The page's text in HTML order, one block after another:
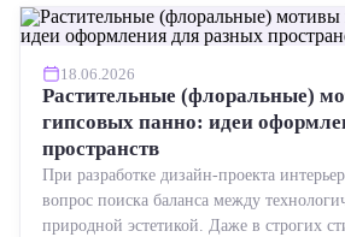
18.06.2026
Растительные (флоральные)
гипсовых панно: идеи
пространств
При разработке дизайн-проекта
вопрос поиска баланса между
природной эстетикой. Даже в строгих